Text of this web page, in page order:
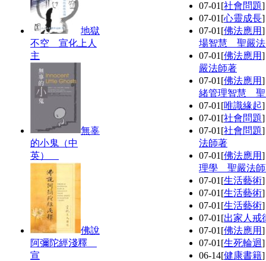
地獄
不空 宣化上人
主
無辜
的小鬼（中
英）
佛說
阿彌陀經淺釋
宣
07-01 [社會問題
07-01 [心靈成長
07-01 [佛法應用
場智慧 聖嚴
07-01 [佛法應用
嚴法師著
07-01 [佛法應用
緒管理智慧
07-01 [唯識緣起
07-01 [社會問題
07-01 [社會問題
法師著
07-01 [佛法應用
理學 聖嚴法
07-01 [生活藝術
07-01 [生活藝術
07-01 [生活藝術
07-01 [出家人戒
07-01 [佛法應用
07-01 [生死輪迴
06-14[健康書籍